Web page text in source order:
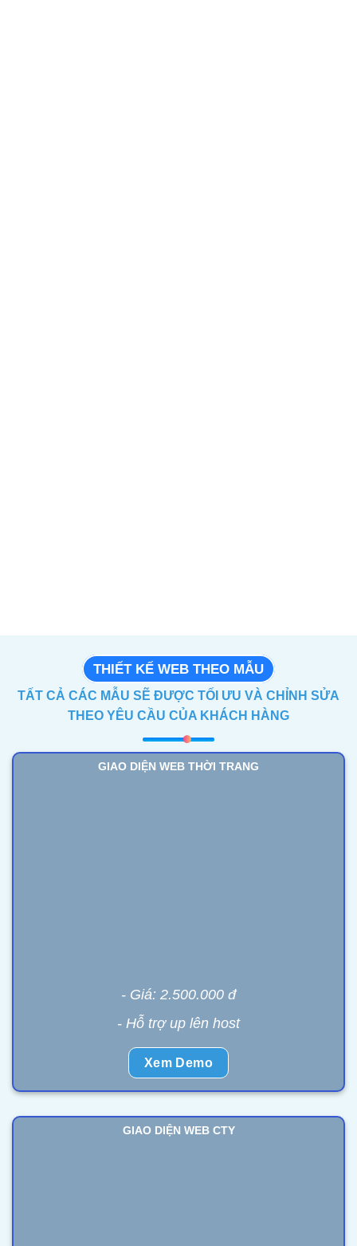
THIẾT KẾ WEB THEO MẪU
TẤT CẢ CÁC MẪU SẼ ĐƯỢC TỐI ƯU VÀ CHỈNH SỬA
THEO YÊU CẦU CỦA KHÁCH HÀNG
GIAO DIỆN WEB THỜI TRANG
- Giá: 2.500.000 đ
- Hỗ trợ up lên host
Xem Demo
GIAO DIỆN WEB CTY